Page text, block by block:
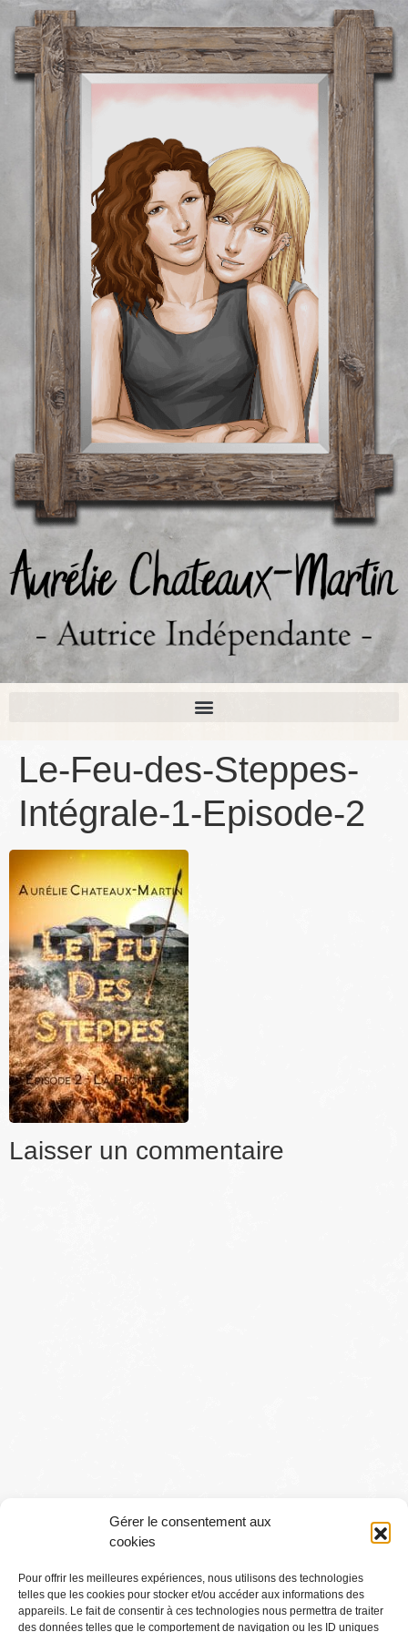
Gérer le consentement aux
cookies
Pour offrir les meilleures expériences, nous utilisons des technologies
telles que les cookies pour stocker et/ou accéder aux informations des
appareils. Le fait de consentir à ces technologies nous permettra de traiter
des données telles que le comportement de navigation ou les ID uniques
Le-Feu-des-Steppes-
Intégrale-1-Episode-2
Laisser un commentaire
Conditions générales